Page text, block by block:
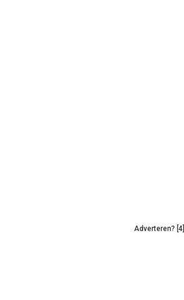
Adverteren? [4]